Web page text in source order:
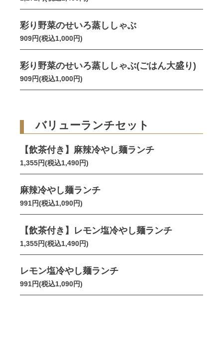
彩り野菜のせいろ蒸ししゃぶ
909円(税込1,000円)
彩り野菜のせいろ蒸ししゃぶ(ごはん大盛り)
909円(税込1,000円)
バリューランチセット
【飲茶付き】麻辣冷やし麺ランチ
1,355円(税込1,490円)
麻辣冷やし麺ランチ
991円(税込1,090円)
【飲茶付き】レモン塩冷やし麺ランチ
1,355円(税込1,490円)
レモン塩冷やし麺ランチ
991円(税込1,090円)